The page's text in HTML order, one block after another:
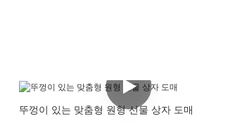
뚜껑이 있는 맞춤형 원형 선물 상자 도매